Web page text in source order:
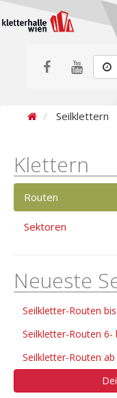
Seilklettern
Klettern
Routen
Sektoren
Neueste
Seilkletter-Routen
Seilkletter-Routen 6-
Seilkletter-Routen ab